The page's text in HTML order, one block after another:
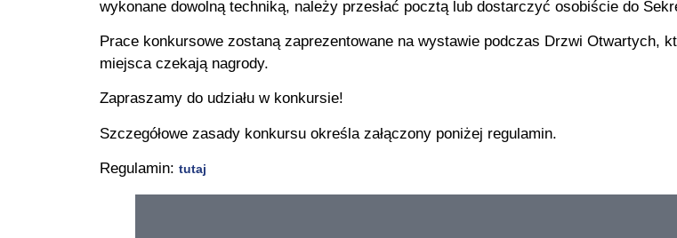
wykonane dowolną techniką, należy przesłać pocztą lub dostarczyć osobiście do
Prace konkursowe zostaną zaprezentowane na wystawie podczas Drzwi Otwartych,
miejsca czekają nagrody.
Zapraszamy do udziału w konkursie!
Szczegółowe zasady konkursu określa załączony poniżej regulamin.
Regulamin: tutaj